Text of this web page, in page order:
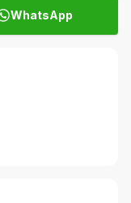
WhatsApp